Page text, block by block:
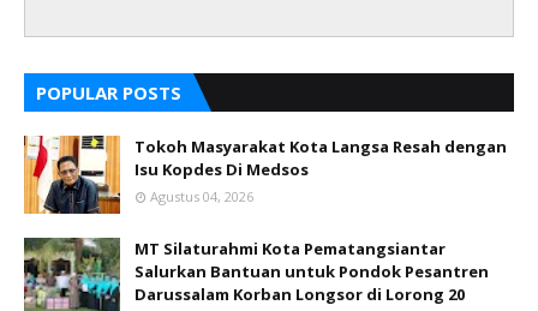
POPULAR POSTS
Tokoh Masyarakat Kota Langsa Resah dengan
Isu Kopdes Di Medsos
Agustus 04, 2026
MT Silaturahmi Kota Pematangsiantar
Salurkan Bantuan untuk Pondok Pesantren
Darussalam Korban Longsor di Lorong 20